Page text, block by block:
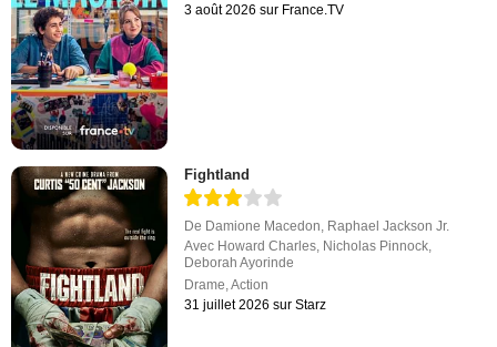
3 août 2026 sur France.TV
Fightland
De Damione Macedon Raphael Jackson Jr.
Avec Howard Charles Nicholas Pinnock
Deborah Ayorinde
Drame ,Action
31 juillet 2026 sur Starz